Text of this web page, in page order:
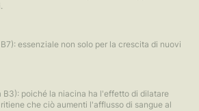
essenziale non solo per la crescita di nuovi
B3): poiché la niacina ha l'effetto di dilatare
che ciò aumenti l'afflusso di sangue al